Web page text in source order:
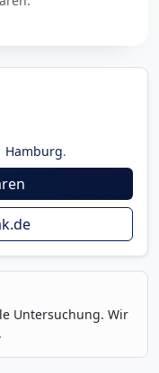
Hamburg.
Untersuchung. Wir